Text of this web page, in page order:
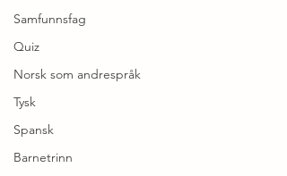
Samfunnsfag
Quiz
Norsk som andrespråk
Tysk
Spansk
Barnetrinn